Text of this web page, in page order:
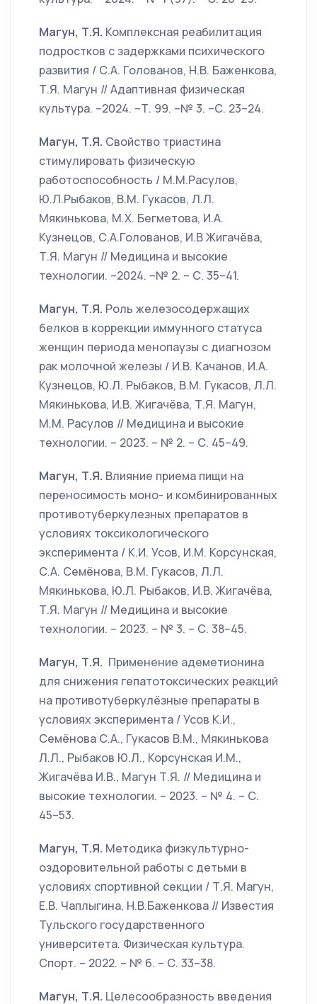
Магун, Т.Я. Комплексная реабилитация
подростков с задержками психического
развития / С.А. Голованов, Н.В. Баженкова,
Т.Я. Магун // Адаптивная физическая
культура. –2024. –Т. 99. –№ 3. –С. 23–24.
Магун, Т.Я. Свойство триастина
стимулировать физическую
работоспособность / М.М.Расулов,
Ю.Л.Рыбаков, В.М. Гукасов, Л.Л.
Мякинькова, М.Х. Бегметова, И.А.
Кузнецов, С.А.Голованов, И.В Жигачёва,
Т.Я. Магун // Медицина и высокие
технологии. –2024. –№ 2. – С. 35–41.
Магун, Т.Я. Роль железосодержащих
белков в коррекции иммунного статуса
женщин периода менопаузы с диагнозом
рак молочной железы / И.В. Качанов, И.А.
Кузнецов, Ю.Л. Рыбаков, В.М. Гукасов, Л.Л.
Мякинькова, И.В. Жигачёва, Т.Я. Магун,
М.М. Расулов // Медицина и высокие
технологии. – 2023. – № 2. – С. 45–49.
Магун, Т.Я. Влияние приема пищи на
переносимость моно- и комбинированных
противотуберкулезных препаратов в
условиях токсикологического
эксперимента / К.И. Усов, И.М. Корсунская,
С.А. Семёнова, В.М. Гукасов, Л.Л.
Мякинькова, Ю.Л. Рыбаков, И.В. Жигачёва,
Т.Я. Магун // Медицина и высокие
технологии. – 2023. – № 3. – С. 38–45.
Магун, Т.Я. Применение адеметионина
для снижения гепатотоксических реакций
на противотуберкулёзные препараты в
условиях эксперимента / Усов К.И.,
Семёнова С.А., Гукасов В.М., Мякинькова
Л.Л., Рыбаков Ю.Л., Корсунская И.М.,
Жигачёва И.В., Магун Т.Я. // Медицина и
высокие технологии. – 2023. – № 4. – С.
45–53.
Магун, Т.Я. Методика физкультурно-
оздоровительной работы с детьми в
условиях спортивной секции / Т.Я. Магун,
Е.В. Чаплыгина, Н.В.Баженкова // Известия
Тульского государственного
университета. Физическая культура.
Спорт. – 2022. – № 6. – С. 33–38.
Магун, Т.Я. Целесообразность введения